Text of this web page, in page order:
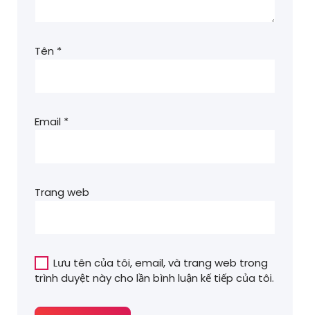
Tên *
Email *
Trang web
Lưu tên của tôi, email, và trang web trong
trình duyệt này cho lần bình luận kế tiếp của tôi.